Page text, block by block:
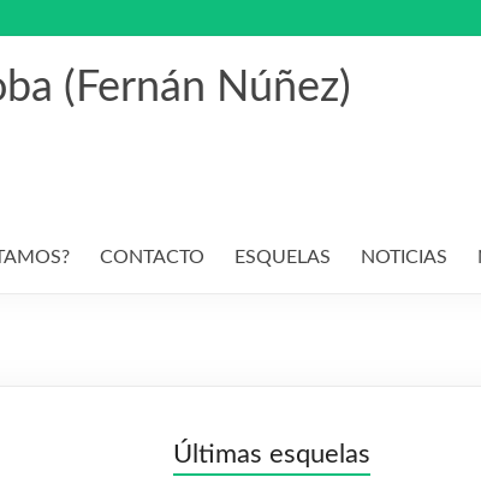
(Fernán Núñez)
CONTACTO ESQUELAS NOTICIAS
Últimas esquelas